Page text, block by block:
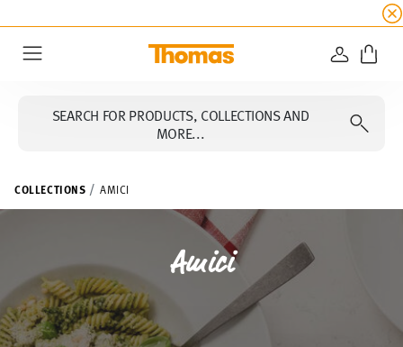
all
LOGIN
SEARCH FOR PRODUCTS, COLLECTIONS AND
MORE...
COLLECTIONS AMICI
Amici